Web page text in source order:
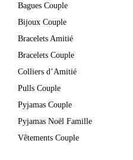
Bagues Couple
Bijoux Couple
Bracelets Amitié
Bracelets Couple
Colliers d’Amitié
Pulls Couple
Pyjamas Couple
Pyjamas Noël Famille
Vêtements Couple